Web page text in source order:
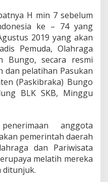
H min 7 sebelum
ke – 74 yang
2019 yang akan
Pemuda, Olahraga
Bungo, secara resmi
dan pelatihan Pasukan
(Paskibraka) Bungo
BLK SKB, Minggu
anggota
pemerintah daerah
dan Pariwisata
melatih mereka
ditunjuk.